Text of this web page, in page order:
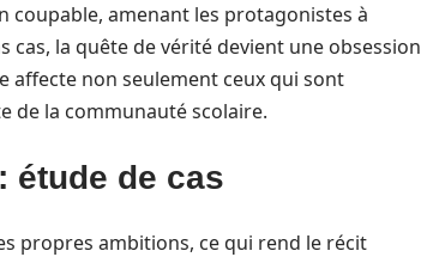
amenant les protagonistes à
la quête de vérité devient une obsession
non seulement ceux qui sont
de la communauté scolaire.
étude de cas
propres ambitions, ce qui rend le récit